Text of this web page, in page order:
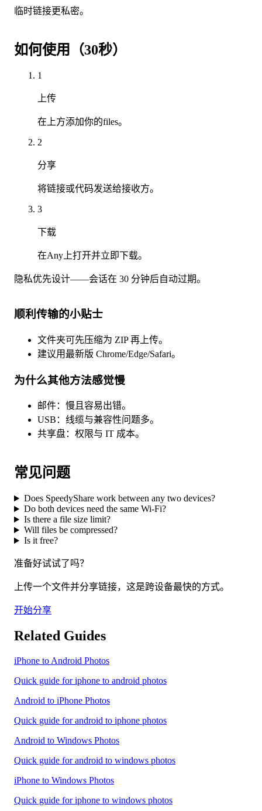
临时链接更私密。
如何使用（30秒）
1
上传
在上方添加你的files。
2
分享
将链接或代码发送给接收方。
3
下载
在Any上打开并立即下载。
隐私优先设计——会话在 30 分钟后自动过期。
顺利传输的小贴士
文件夹可先压缩为 ZIP 再上传。
建议用最新版 Chrome/Edge/Safari。
为什么其他方法感觉慢
邮件：慢且容易出错。
USB：线缆与兼容性问题多。
共享盘：权限与 IT 成本。
常见问题
Does SpeedyShare work between any two devices?
Do both devices need the same Wi-Fi?
Is there a file size limit?
Will files be compressed?
Is it free?
准备好试试了吗？
上传一个文件并分享链接，这是跨设备最快的方式。
开始分享
Related Guides
iPhone to Android Photos
Quick guide for iphone to android photos
Android to iPhone Photos
Quick guide for android to iphone photos
Android to Windows Photos
Quick guide for android to windows photos
iPhone to Windows Photos
Quick guide for iphone to windows photos